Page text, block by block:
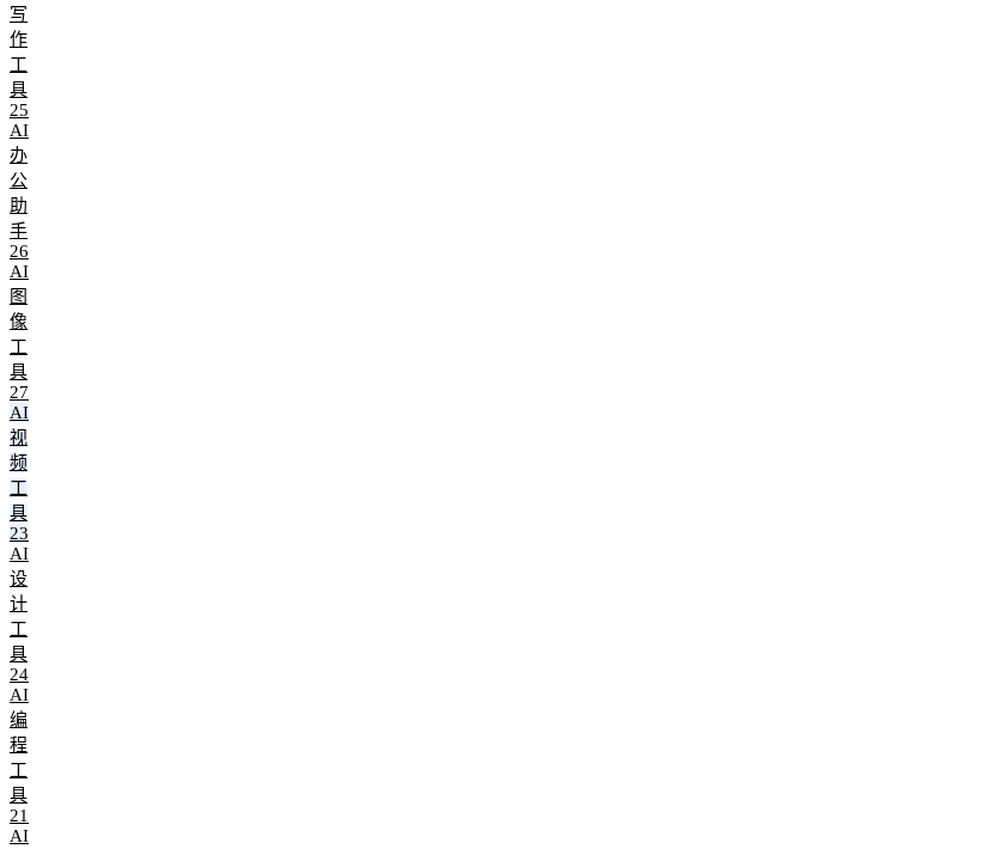
写
作
工
具
25
AI
办
公
助
手
26
AI
图
像
工
具
27
AI
视
频
工
具
23
AI
设
计
工
具
24
AI
编
程
工
具
21
AI